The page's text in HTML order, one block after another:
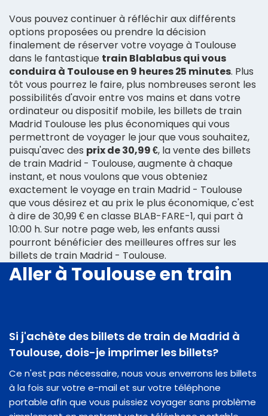
Vous pouvez continuer à réfléchir aux différents
options proposées ou prendre la décision
finalement de réserver votre voyage à Toulouse
dans le fantastique train Blablabus qui vous
conduira à Toulouse en 9 heures 25 minutes. Plus
tôt vous pourrez le faire, plus nombreuses seront les
possibilités d'avoir entre vos mains et dans votre
ordinateur ou dispositif mobile, les billets de train
Madrid Toulouse les plus économiques qui vous
permettront de voyager le jour que vous souhaitez,
puisqu'avec des prix de 30,99 €, la vente des billets
de train Madrid - Toulouse, augmente à chaque
instant, et nous voulons que vous obteniez
exactement le voyage en train Madrid - Toulouse
que vous désirez et au prix le plus économique, c'est
à dire de 30,99 € en classe BLAB-FARE-1, qui part à
10:00 h. Sur notre page web, les enfants aussi
pourront bénéficier des meilleures offres sur les
billets de train Madrid - Toulouse.
Aller à Toulouse en train
Si j'achète des billets de train de Madrid à
Toulouse, dois-je imprimer les billets?
Ce n'est pas nécessaire, nous vous enverrons les billets
à la fois sur votre e-mail et sur votre téléphone
portable afin que vous puissiez voyager sans problème